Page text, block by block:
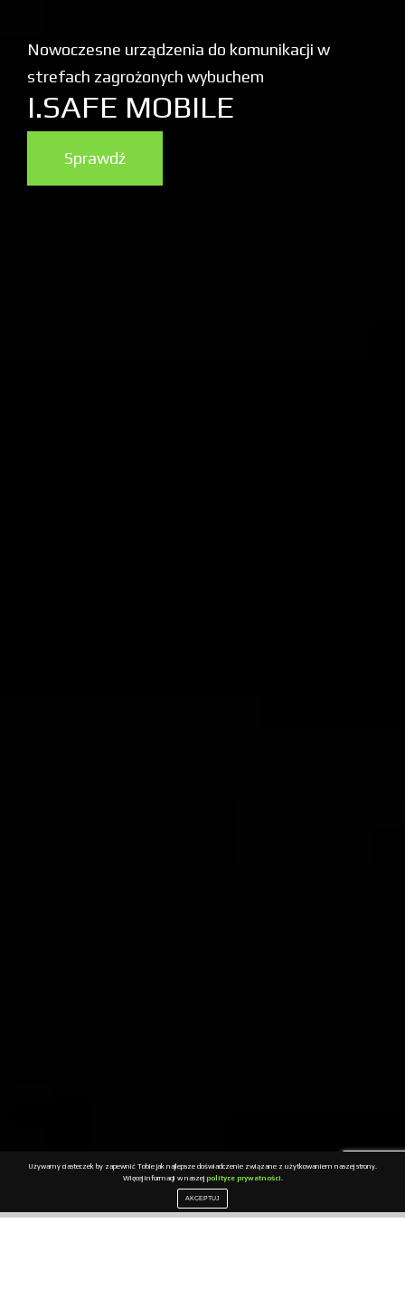
Nowoczesne urządzenia do komunikacji w
strefach zagrożonych wybuchem
I.SAFE MOBILE
Sprawdź
Używamy ciasteczek by zapewnić Tobie jak najlepsze doświadczenie związane z użytkowaniem naszej strony.
Więcej informacji w naszej polityce prywatności.
AKCEPTUJ